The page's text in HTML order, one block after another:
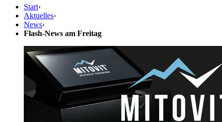
Start›
Aktuelles›
News›
Flash-News am Freitag